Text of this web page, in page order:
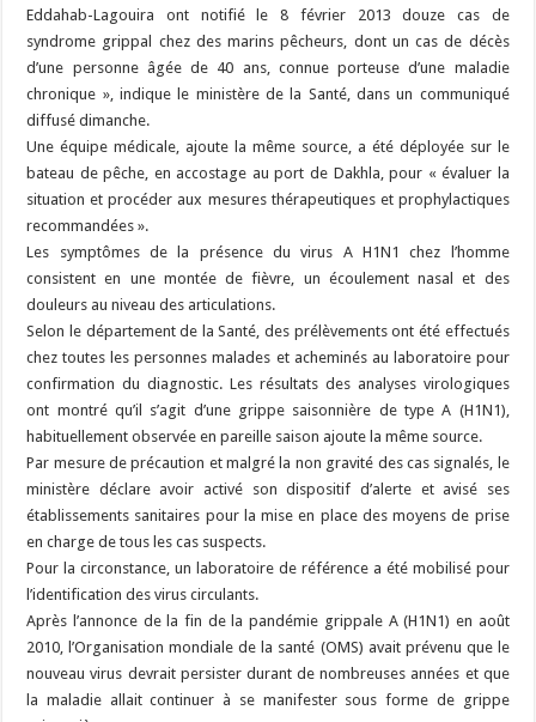
Eddahab-Lagouira ont notifié le 8 février 2013 douze cas de
syndrome grippal chez des marins pêcheurs, dont un cas de décès
d’une personne âgée de 40 ans, connue porteuse d’une maladie
chronique », indique le ministère de la Santé, dans un communiqué
diffusé dimanche.
Une équipe médicale, ajoute la même source, a été déployée sur le
bateau de pêche, en accostage au port de Dakhla, pour « évaluer la
situation et procéder aux mesures thérapeutiques et prophylactiques
recommandées ».
Les symptômes de la présence du virus A H1N1 chez l’homme
consistent en une montée de fièvre, un écoulement nasal et des
douleurs au niveau des articulations.
Selon le département de la Santé, des prélèvements ont été effectués
chez toutes les personnes malades et acheminés au laboratoire pour
confirmation du diagnostic. Les résultats des analyses virologiques
ont montré qu’il s’agit d’une grippe saisonnière de type A (H1N1),
habituellement observée en pareille saison ajoute la même source.
Par mesure de précaution et malgré la non gravité des cas signalés, le
ministère déclare avoir activé son dispositif d’alerte et avisé ses
établissements sanitaires pour la mise en place des moyens de prise
en charge de tous les cas suspects.
Pour la circonstance, un laboratoire de référence a été mobilisé pour
l’identification des virus circulants.
Après l’annonce de la fin de la pandémie grippale A (H1N1) en août
2010, l’Organisation mondiale de la santé (OMS) avait prévenu que le
nouveau virus devrait persister durant de nombreuses années et que
la maladie allait continuer à se manifester sous forme de grippe